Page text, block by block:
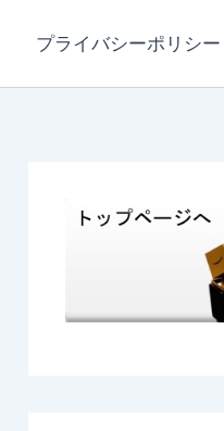
プライバシーポリシー